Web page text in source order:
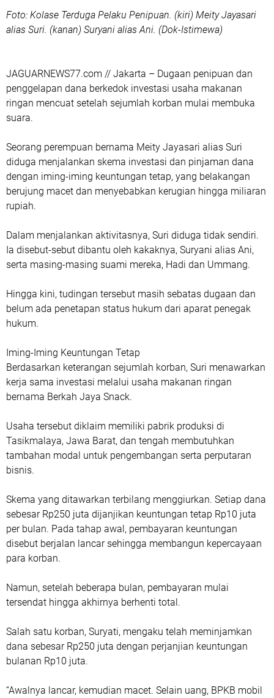
Foto: Kolase Terduga Pelaku Penipuan. (kiri) Meity Jayasari
alias Suri. (kanan) Suryani alias Ani. (Dok-Istimewa)
JAGUARNEWS77.com // Jakarta – Dugaan penipuan dan
penggelapan dana berkedok investasi usaha makanan
ringan mencuat setelah sejumlah korban mulai membuka
suara.
Seorang perempuan bernama Meity Jayasari alias Suri
diduga menjalankan skema investasi dan pinjaman dana
dengan iming-iming keuntungan tetap, yang belakangan
berujung macet dan menyebabkan kerugian hingga miliaran
rupiah.
Dalam menjalankan aktivitasnya, Suri diduga tidak sendiri.
Ia disebut-sebut dibantu oleh kakaknya, Suryani alias Ani,
serta masing-masing suami mereka, Hadi dan Ummang.
Hingga kini, tudingan tersebut masih sebatas dugaan dan
belum ada penetapan status hukum dari aparat penegak
hukum.
Iming-Iming Keuntungan Tetap
‎Berdasarkan keterangan sejumlah korban, Suri menawarkan
kerja sama investasi melalui usaha makanan ringan
bernama Berkah Jaya Snack.
Usaha tersebut diklaim memiliki pabrik produksi di
Tasikmalaya, Jawa Barat, dan tengah membutuhkan
tambahan modal untuk pengembangan serta perputaran
bisnis.
Skema yang ditawarkan terbilang menggiurkan. Setiap dana
sebesar Rp250 juta dijanjikan keuntungan tetap Rp10 juta
per bulan. Pada tahap awal, pembayaran keuntungan
disebut berjalan lancar sehingga membangun kepercayaan
para korban.
Namun, setelah beberapa bulan, pembayaran mulai
tersendat hingga akhirnya berhenti total.
Salah satu korban, Suryati, mengaku telah meminjamkan
dana sebesar Rp250 juta dengan perjanjian keuntungan
bulanan Rp10 juta.
“Awalnya lancar, kemudian macet. Selain uang, BPKB mobil